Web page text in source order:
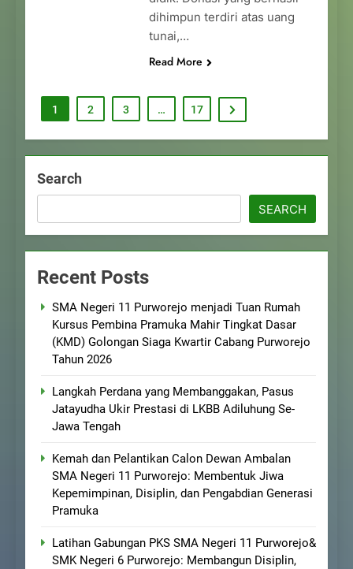
dihimpun terdiri atas uang
tunai,…
Read More
1 2 3 … 17
Search
SEARCH
Recent Posts
SMA Negeri 11 Purworejo menjadi Tuan Rumah
Kursus Pembina Pramuka Mahir Tingkat Dasar
(KMD) Golongan Siaga Kwartir Cabang Purworejo
Tahun 2026
Langkah Perdana yang Membanggakan, Pasus
Jatayudha Ukir Prestasi di LKBB Adiluhung Se-
Jawa Tengah
Kemah dan Pelantikan Calon Dewan Ambalan
SMA Negeri 11 Purworejo: Membentuk Jiwa
Kepemimpinan, Disiplin, dan Pengabdian Generasi
Pramuka
Latihan Gabungan PKS SMA Negeri 11 Purworejo&
SMK Negeri 6 Purworejo: Membangun Disiplin,